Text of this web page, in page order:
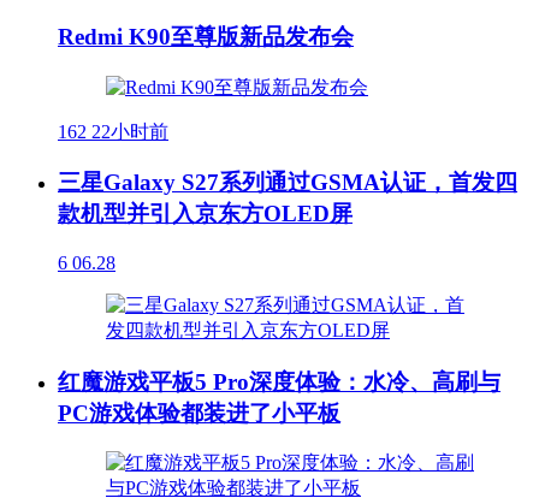
Redmi K90至尊版新品发布会
162 22小时前
三星Galaxy S27系列通过GSMA认证，首发四
款机型并引入京东方OLED屏
6 06.28
红魔游戏平板5 Pro深度体验：水冷、高刷与
PC游戏体验都装进了小平板